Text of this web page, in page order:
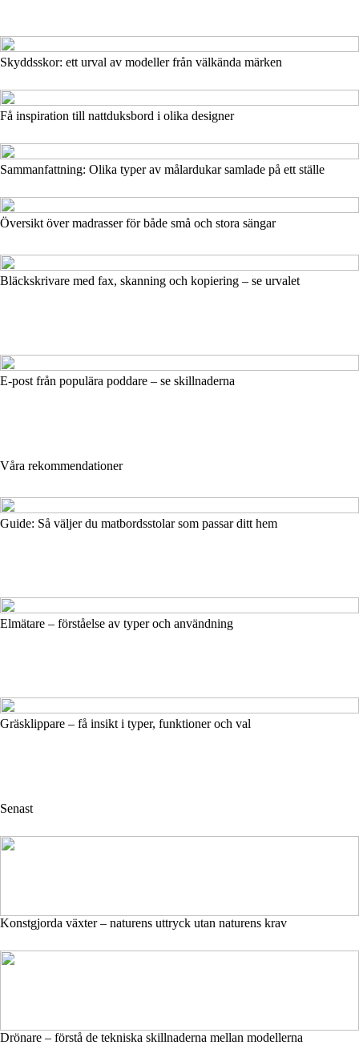
Skyddsskor: ett urval av modeller från välkända märken
Få inspiration till nattduksbord i olika designer
Sammanfattning: Olika typer av målardukar samlade på ett ställe
Översikt över madrasser för både små och stora sängar
Bläckskrivare med fax, skanning och kopiering – se urvalet
E-post från populära poddare – se skillnaderna
Våra rekommendationer
Guide: Så väljer du matbordsstolar som passar ditt hem
Elmätare – förståelse av typer och användning
Gräsklippare – få insikt i typer, funktioner och val
Senast
Konstgjorda växter – naturens uttryck utan naturens krav
Drönare – förstå de tekniska skillnaderna mellan modellerna